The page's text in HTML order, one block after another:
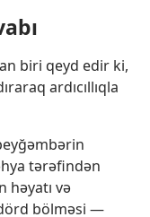
biri qeyd edir ki,
ardıcıllıqla
tərəfindən
həyatı və
bölməsi —